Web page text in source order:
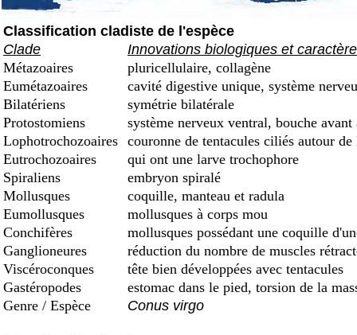
Classification cladiste de l'espèce
Clade
Innovations biologiques et
Métazoaires
pluricellulaire, collagène
Eumétazoaires
cavité digestive unique, système
Bilatériens
symétrie bilatérale
Protostomiens
système nerveux ventral, bouche avant
Lophotrochozoaires couronne de tentacules ciliés autour de
Eutrochozoaires
qui ont une larve trochophore
Spiraliens
embryon spiralé
Mollusques
coquille, manteau et radula
Eumollusques
mollusques à corps mou
Conchifères
mollusques possédant une coquille
Ganglioneures
réduction du nombre de muscles
Viscéroconques
tête bien développées avec tentacules
Gastéropodes
estomac dans le pied, torsion de la
Genre / Espèce
Conus virgo